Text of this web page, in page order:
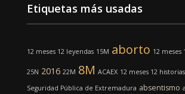
Etiquetas más usadas
12 meses 12 leyendas 15M aborto 12 meses
25N 2016 22M 8M ACAEX 12 meses 12 historias
Seguridad Pública de Extremadura absentismo